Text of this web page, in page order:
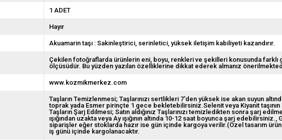
1 ADET
Hayır
Akuamarin taşı : Sakinleştirici, serinletici, yüksek iletişim kabiliyeti kazandırır.
Çekilen fotoğraflarda ürünlerin eni, boyu, renkleri ve şekilleri konusunda farklı
ölçüsüdür. Bu yüzden yazılan özelliklerine dikkat ederek almanız
www.kozmikmerkez.com
Taşların Temizlenmesi; Taşlarınızı sertlikleri 7'den yüksek ise akan suyun
toprak yada Esmer pirinçte 1 gece bekletebilirsiniz.Selenit veya Kiyanit
Taşların Şarj Edilmesi; Satın aldığınız Taşlarınızı temizledikten sonra şarj
ışığından uzakta veya Ay ışığının altında 10-12 saat boyunca şarj edebilirsiniz.
siparişler eğer stoklarda hazır ise gün içinde kargoya verilir.(Özel tasarım
iş günü içinde kargolanacaktır.